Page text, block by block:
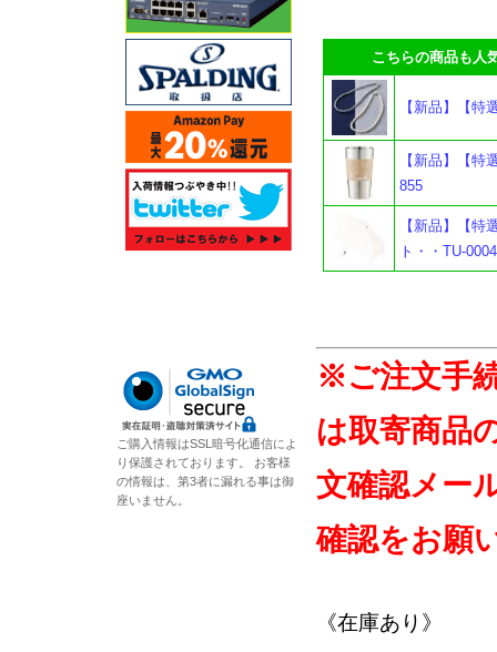
こちらの商品も人気
【新品】【特
【新品】【特
855
【新品】【特
ト・・TU-
※ご注文手
は取寄商品
文確認メー
確認をお願
《在庫あり》
ご購入情報はSSL暗号化通信によ
り保護されております。 お客様
の情報は、第3者に漏れる事は御
座いません。